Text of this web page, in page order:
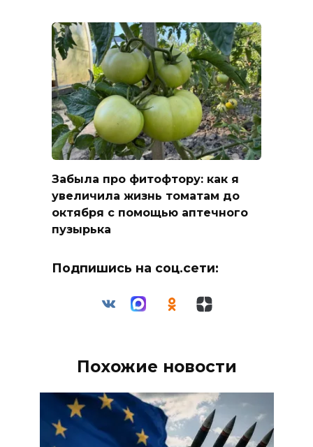
Забыла про фитофтору: как я
увеличила жизнь томатам до
октября с помощью аптечного
пузырька
Подпишись на соц.сети:
Похожие новости